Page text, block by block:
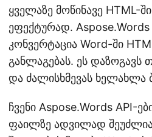
ყველაზე მოწინავე HTML-
ეფექტურად.
კონვერტაცია Word-ში
განლაგებას. ეს
და ძალისხმევას ხელახლა
ჩვენი Aspose.Words API-
ფაილზე ადვილად